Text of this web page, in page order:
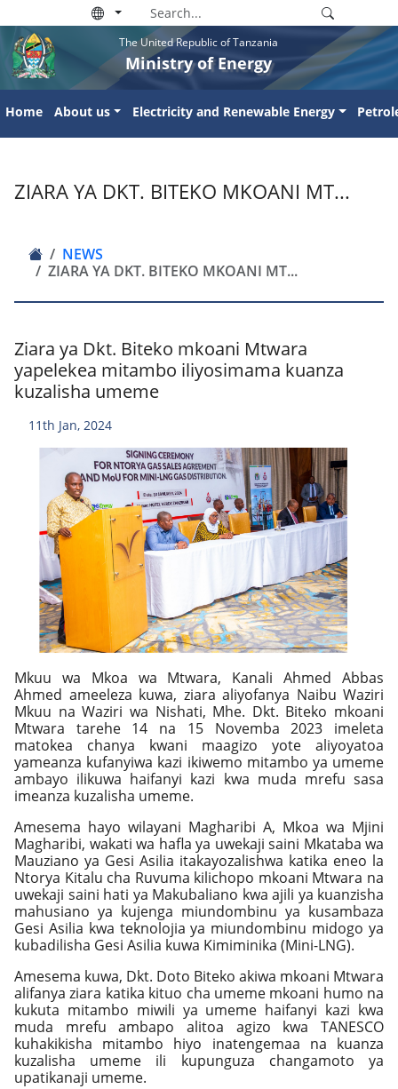
The United Republic of Tanzania
Ministry of Energy
Home About us Electricity and Renewable Energy
ZIARA YA DKT. BITEKO MKOANI MT...
NEWS
ZIARA YA DKT. BITEKO MKOANI MT...
Ziara ya Dkt. Biteko mkoani Mtwara
yapelekea mitambo iliyosimama kuanza
kuzalisha umeme
11th Jan, 2024
Mkuu wa Mkoa wa Mtwara, Kanali Ahmed Abbas
Ahmed ameeleza kuwa, ziara aliyofanya Naibu Waziri
Mkuu na Waziri wa Nishati, Mhe. Dkt. Biteko mkoani
Mtwara tarehe 14 na 15 Novemba 2023 imeleta
matokea chanya kwani maagizo yote aliyoyatoa
yameanza kufanyiwa kazi ikiwemo mitambo ya umeme
ambayo ilikuwa haifanyi kazi kwa muda mrefu sasa
imeanza kuzalisha umeme.
Amesema hayo wilayani Magharibi A, Mkoa wa Mjini
Magharibi, wakati wa hafla ya uwekaji saini Mkataba wa
Mauziano ya Gesi Asilia itakayozalishwa katika eneo la
Ntorya Kitalu cha Ruvuma kilichopo mkoani Mtwara na
uwekaji saini hati ya Makubaliano kwa ajili ya kuanzisha
mahusiano ya kujenga miundombinu ya kusambaza
Gesi Asilia kwa teknolojia ya miundombinu midogo ya
kubadilisha Gesi Asilia kuwa Kimiminika (Mini-LNG).
Amesema kuwa, Dkt. Doto Biteko akiwa mkoani Mtwara
alifanya ziara katika kituo cha umeme mkoani humo na
kukuta mitambo miwili ya umeme haifanyi kazi kwa
muda mrefu ambapo alitoa agizo kwa TANESCO
kuhakikisha mitambo hiyo inatengemaa na kuanza
kuzalisha umeme ili kupunguza changamoto ya
upatikanaji umeme.